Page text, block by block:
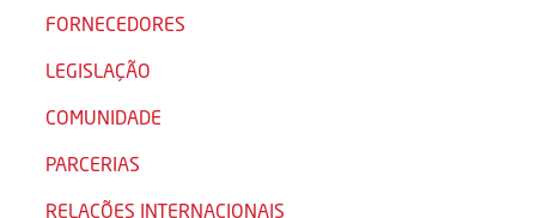
FORNECEDORES
LEGISLAÇÃO
COMUNIDADE
PARCERIAS
RELAÇÕES INTERNACIONAIS